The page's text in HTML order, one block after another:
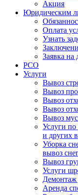
Акция
Юридическим
Оплата
Узнать
Заявка
РСО
Услуги
Вывоз
Вывоз
Вывоз
Вывоз
Вывоз
Услуги по
и других
Уборка
вывоз
Вывоз
Услуги
Демонтаж
Аренда